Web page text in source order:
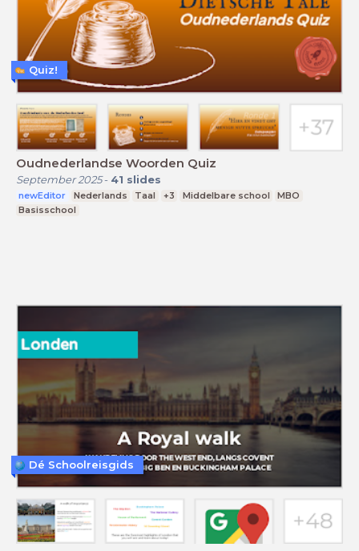
Oudnederlandse Woorden Quiz
September 2025- 41 slides
newEditor Nederlands Taal +3 Middelbare school
MBO
Basisschool
Quiz!
Dé Schoolreisgids